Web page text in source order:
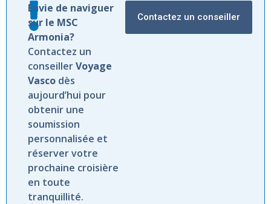
Envie de naviguer
sur le MSC
Armonia?
Contactez un
conseillerVoyage
Vasco dès
aujourd’hui pour
obtenir une
soumission
personnalisée et
réserver votre
prochaine croisière
en toute
tranquillité.
Contactez un conseiller